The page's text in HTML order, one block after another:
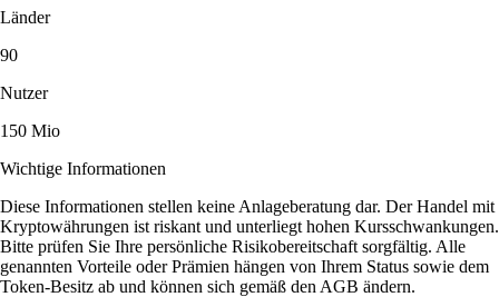
Länder
90
Nutzer
150 Mio
Wichtige Informationen
Diese Informationen stellen keine Anlageberatung dar. Der Handel mit
Kryptowährungen ist riskant und unterliegt hohen Kursschwankungen.
Bitte prüfen Sie Ihre persönliche Risikobereitschaft sorgfältig. Alle
genannten Vorteile oder Prämien hängen von Ihrem Status sowie dem
Token-Besitz ab und können sich gemäß den AGB ändern.